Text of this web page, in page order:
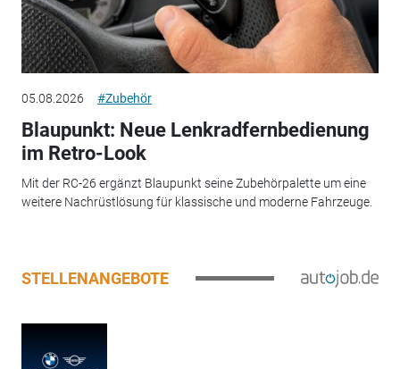
05.08.2026 #Zubehör
Blaupunkt: Neue Lenkradfernbedienung
im Retro-Look
Mit der RC-26 ergänzt Blaupunkt seine Zubehörpalette um eine
weitere Nachrüstlösung für klassische und moderne Fahrzeuge.
STELLENANGEBOTE